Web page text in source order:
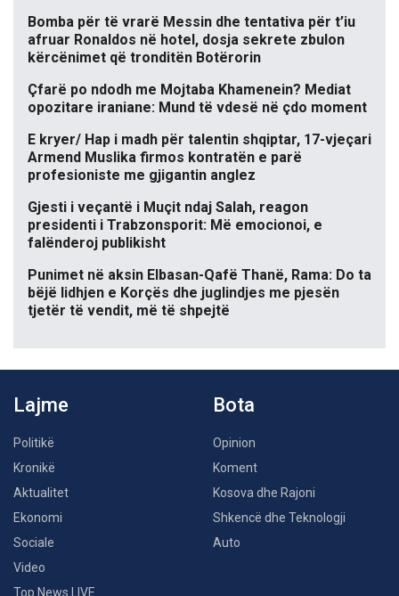
Bomba për të vrarë Messin dhe tentativa për t’iu
afruar Ronaldos në hotel, dosja sekrete zbulon
kërcënimet që tronditën Botërorin
Çfarë po ndodh me Mojtaba Khamenein? Mediat
opozitare iraniane: Mund të vdesë në çdo moment
E kryer/ Hap i madh për talentin shqiptar, 17-vjeçari
Armend Muslika firmos kontratën e parë
profesioniste me gjigantin anglez
Gjesti i veçantë i Muçit ndaj Salah, reagon
presidenti i Trabzonsporit: Më emocionoi, e
falënderoj publikisht
Punimet në aksin Elbasan-Qafë Thanë, Rama: Do ta
bëjë lidhjen e Korçës dhe juglindjes me pjesën
tjetër të vendit, më të shpejtë
Lajme
Politikë
Kronikë
Aktualitet
Ekonomi
Sociale
Video
Top News LIVE
Bota
Opinion
Koment
Kosova dhe Rajoni
Shkencë dhe Teknologji
Auto